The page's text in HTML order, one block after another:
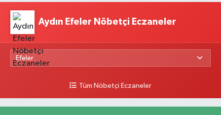
Aydın Efeler Nöbetçi Eczaneler
Tüm Nöbetçi Eczaneler